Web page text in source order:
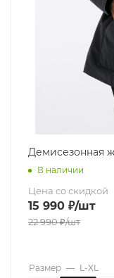
Демисезонная
В наличии
Цена со скидкой
15 990 ₽/шт
22 990₽/шт
Размер — L-XL